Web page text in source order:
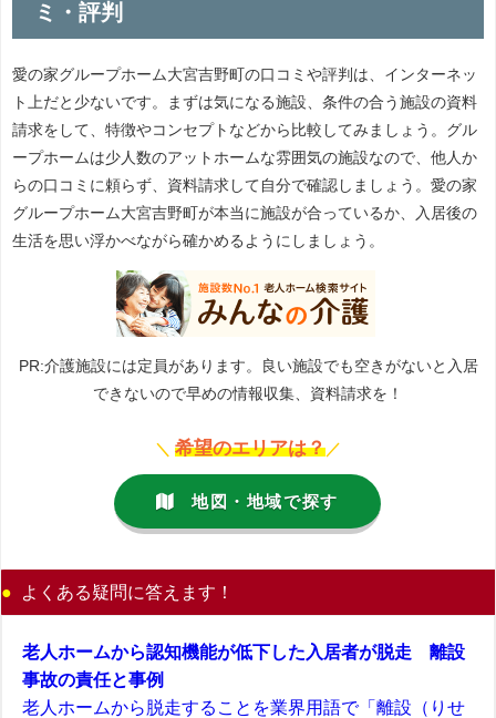
ミ・評判
愛の家グループホーム大宮吉野町の口コミや評判は、インターネッ
ト上だと少ないです。まずは気になる施設、条件の合う施設の資料
請求をして、特徴やコンセプトなどから比較してみましょう。グル
ープホームは少人数のアットホームな雰囲気の施設なので、他人か
らの口コミに頼らず、資料請求して自分で確認しましょう。愛の家
グループホーム大宮吉野町が本当に施設が合っているか、入居後の
生活を思い浮かべながら確かめるようにしましょう。
PR:介護施設には定員があります。良い施設でも空きがないと入居
できないので早めの情報収集、資料請求を！
＼ 希望のエリアは？ ／
地図・地域で探す
よくある疑問に答えます！
老人ホームから認知機能が低下した入居者が脱走 離設
事故の責任と事例
老人ホームから脱走することを業界用語で「離設（りせ